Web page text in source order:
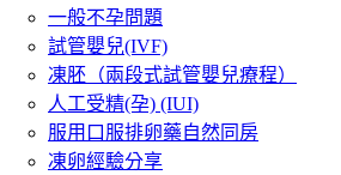
一般不孕問題
試管嬰兒(IVF)
凍胚（兩段式試管嬰兒療程）
人工受精(孕) (IUI)
服用口服排卵藥自然同房
凍卵經驗分享